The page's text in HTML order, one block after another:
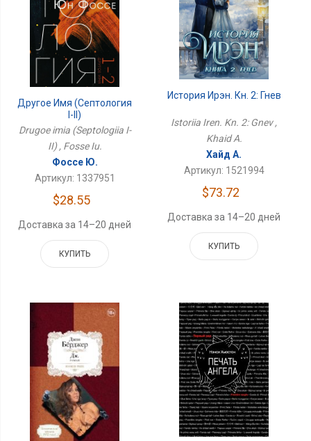
Другое Имя (Септология
I-II)
Drugoe imia (Septologiia I-
II) , Fosse Iu.
Фоссе Ю.
Артикул: 1337951
$28.55
Доставка за 14–20 дней
КУПИТЬ
История Ирэн. Кн. 2: Гнев
Istoriia Iren. Kn. 2: Gnev ,
Khaid A.
Хайд А.
Артикул: 1521994
$73.72
Доставка за 14–20 дней
КУПИТЬ